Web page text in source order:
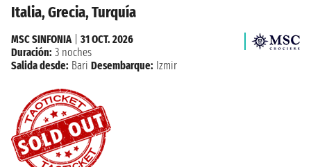
Italia, Grecia, Turquía
MSC SINFONIA
31 OCT. 2026
Duración: 3 noches
Salida desde: Bari Desembarque: Izmir